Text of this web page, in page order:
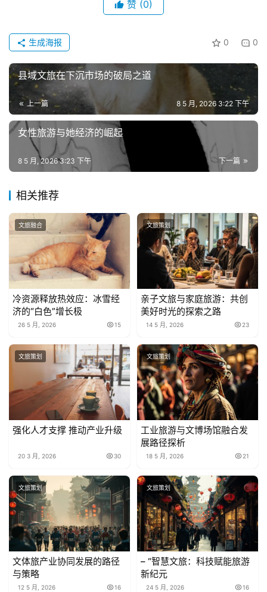
答
社
区
赞 (0)
0 0
生成海报
县域文旅在下沉市场的破局之道
上一篇 8 5 月, 2026 3:22 下午
女性旅游与她经济的崛起
下一篇
8 5 月, 2026 3:23 下午
相关推荐
文旅融合
冷资源释放热效应：冰雪经
济的“白色”增长极
26 5 月, 2026 15
文旅策划
亲子文旅与家庭旅游：共创
美好时光的探索之路
14 5 月, 2026 23
文旅策划
强化人才支撑 推动产业升级
20 3 月, 2026 30
文旅策划
工业旅游与文博场馆融合发
展路径探析
18 5 月, 2026 21
文旅策划
文体旅产业协同发展的路径
与策略
12 5 月, 2026 16
文旅策划
– “智慧文旅：科技赋能旅游
新纪元
24 5 月, 2026 16